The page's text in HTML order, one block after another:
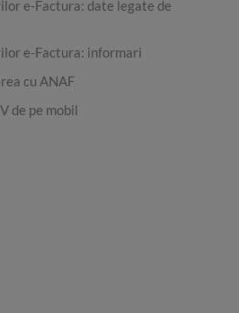
e-Factura: date legate de
e-Factura: informari
cu ANAF
de pe mobil